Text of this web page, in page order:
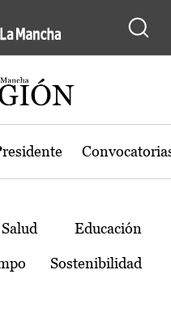
de Castilla-La
Salud Educación
Sostenibilidad